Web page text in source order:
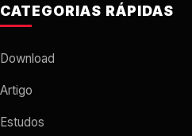
CATEGORIAS RÁPIDAS
Download
Artigo
Estudos